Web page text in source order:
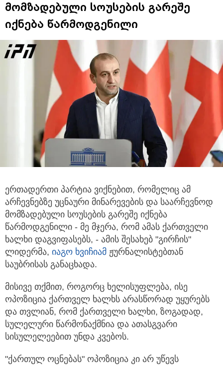
მომზადებული სოუსების გარეშე
იქნება წარმოდგენილი
ერთადერთი პარტია ვიქნებით, რომელიც ამ
არჩევნებზე უცნაური მინარევების და საარჩევნოდ
მომზადებული სოუსების გარეშე იქნება
წარმოდგენილი - მე მჯერა, რომ ამას ქართველი
ხალხი დაგვიფასებს, - ამის შესახებ "გირჩის"
ლიდერმა, იაგო ხვიჩიამ ჟურნალისტებთან
საუბრისას განაცხადა.
მისივე თქმით, როგორც ხელისუფლება, ისე
ოპოზიცია ქართველ ხალხს არასწორად უყურებს
და თვლიან, რომ ქართველი ხალხი, ზოგადად,
სულელური წარმონაქმნია და ათასგვარი
სისულელეებით უნდა კვებოს.
"ქართულ ოცნებას" ოპოზიცია კი არ უწევს